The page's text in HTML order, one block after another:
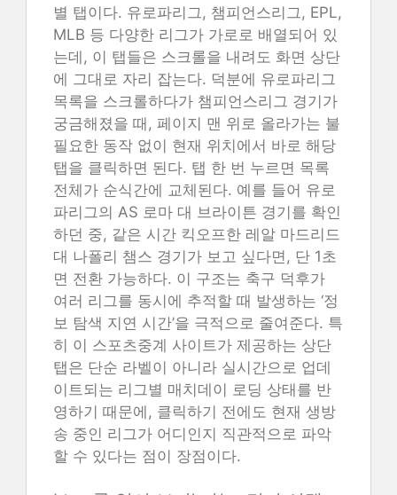
별 탭이다. 유로파리그, 챔피언스리그, EPL,
MLB 등 다양한 리그가 가로로 배열되어 있
는데, 이 탭들은 스크롤을 내려도 화면 상단
에 그대로 자리 잡는다. 덕분에 유로파리그
목록을 스크롤하다가 챔피언스리그 경기가
궁금해졌을 때, 페이지 맨 위로 올라가는 불
필요한 동작 없이 현재 위치에서 바로 해당
탭을 클릭하면 된다. 탭 한 번 누르면 목록
전체가 순식간에 교체된다. 예를 들어 유로
파리그의 AS 로마 대 브라이튼 경기를 확인
하던 중, 같은 시간 킥오프한 레알 마드리드
대 나폴리 챔스 경기가 보고 싶다면, 단 1초
면 전환 가능하다. 이 구조는 축구 덕후가
여러 리그를 동시에 추적할 때 발생하는 ‘정
보 탐색 지연 시간’을 극적으로 줄여준다. 특
히 이 스포츠중계 사이트가 제공하는 상단
탭은 단순 라벨이 아니라 실시간으로 업데
이트되는 리그별 매치데이 로딩 상태를 반
영하기 때문에, 클릭하기 전에도 현재 생방
송 중인 리그가 어디인지 직관적으로 파악
할 수 있다는 점이 장점이다.